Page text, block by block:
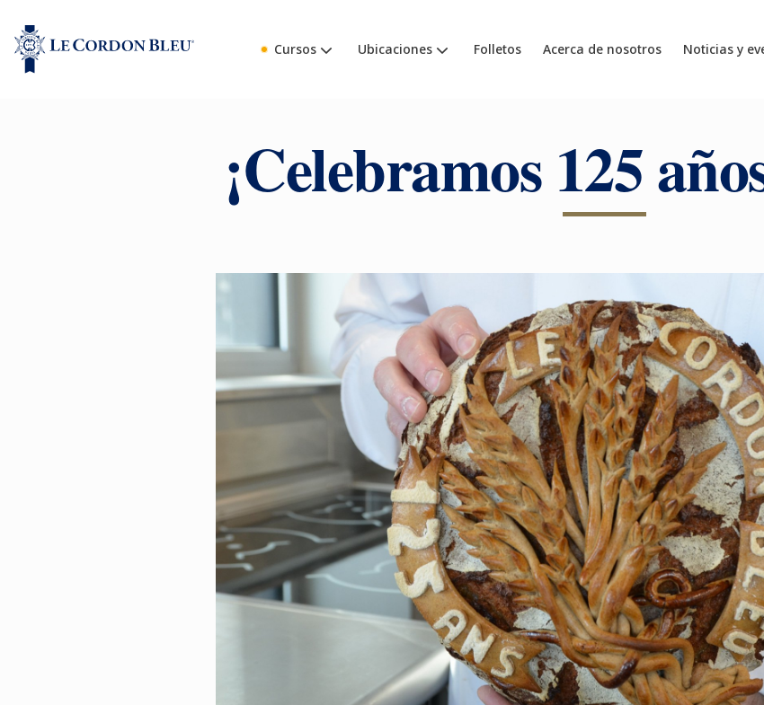
Cursos Ubicaciones Folletos Acerca de nosotros Noticias y
¡Celebramos 125